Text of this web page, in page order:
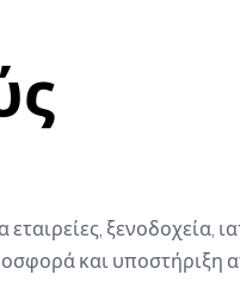
ξενοδοχεία,
και υποστήριξη